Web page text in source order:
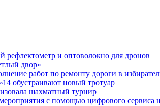
и оптоволокно для дронов
двор»
работ по ремонту дороги в
обустраивают новый тротуар
шахматный турнир
с помощью цифрового сервиса